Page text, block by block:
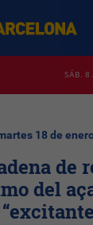
SÁB. 8
18 de
de
del